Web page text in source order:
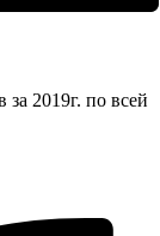
2019г. по всей